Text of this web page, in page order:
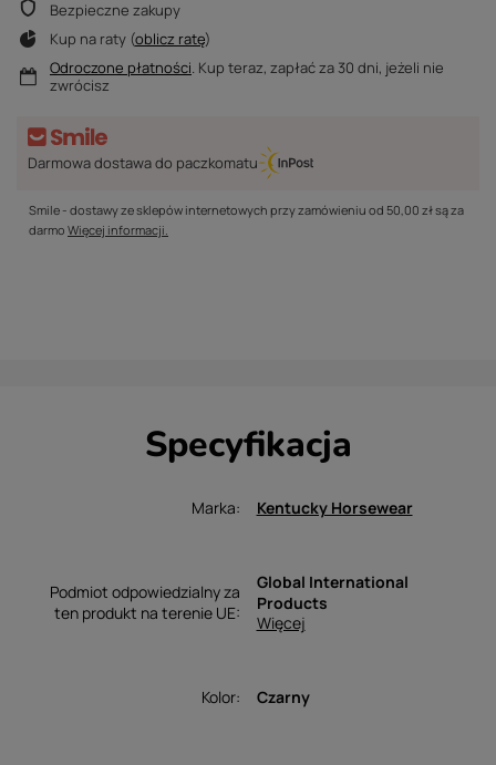
Bezpieczne zakupy
Kup na raty (oblicz ratę)
Odroczone płatności. Kup teraz, zapłać za 30 dni, jeżeli nie
zwrócisz
Darmowa dostawa do paczkomatu
Smile - dostawy ze sklepów internetowych przy zamówieniu od 50,00 złsą za
darmo Więcej informacji.
Specyfikacja
Marka Kentucky Horsewear
Podmiot odpowiedzialny za
ten produkt na terenie UE
Global International
Products
Więcej
Kolor Czarny